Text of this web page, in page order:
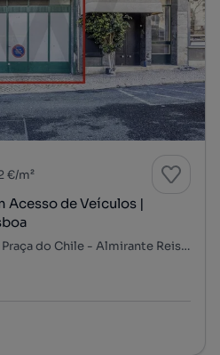
€/m²
Acesso de Veículos |
Largo do Leão, Alameda - Praça do Chile - Almirante Reis, Arroios, Lisboa, Lisboa